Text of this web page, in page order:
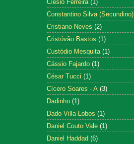
Clésio Ferreira (1)
Constantino Silva (Secundino)
Cristiano Neves (2)
Cristóvão Bastos (1)
Custódio Mesquita (1)
Cássio Fajardo (1)
César Tucci (1)
Cícero Soares - A (3)
Dadinho (1)
Dado Villa-Lobos (1)
Daniel Couto Vale (1)
Daniel Haddad (6)